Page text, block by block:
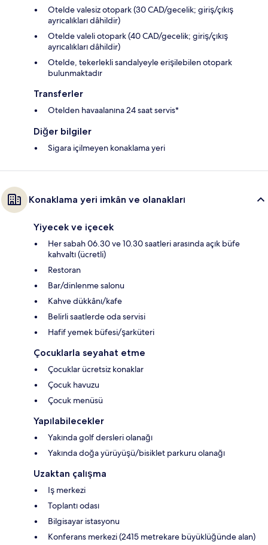
Otelde valesiz otopark (30 CAD/gecelik; giriş/çıkış
ayrıcalıkları dâhildir)
Otelde valeli otopark (40 CAD/gecelik; giriş/çıkış
ayrıcalıkları dâhildir)
Otelde, tekerlekli sandalyeyle erişilebilen otopark
bulunmaktadır
Transferler
Otelden havaalanına 24 saat servis*
Diğer bilgiler
Sigara içilmeyen konaklama yeri
Konaklama yeri imkân ve olanakları
Yiyecek ve içecek
Her sabah 06.30 ve 10.30 saatleri arasında açık büfe
kahvaltı (ücretli)
Restoran
Bar/dinlenme salonu
Kahve dükkânı/kafe
Belirli saatlerde oda servisi
Hafif yemek büfesi/şarküteri
Çocuklarla seyahat etme
Çocuklar ücretsiz konaklar
Çocuk havuzu
Çocuk menüsü
Yapılabilecekler
Yakında golf dersleri olanağı
Yakında doğa yürüyüşü/bisiklet parkuru olanağı
Uzaktan çalışma
Iş merkezi
Toplantı odası
Bilgisayar istasyonu
Konferans merkezi (2415 metrekare büyüklüğünde alan)